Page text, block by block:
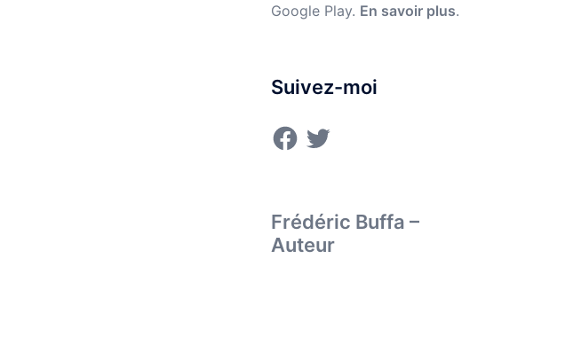
Google Play. En savoir plus.
Suivez-moi
Facebook
Twitter
Frédéric Buffa –
Auteur